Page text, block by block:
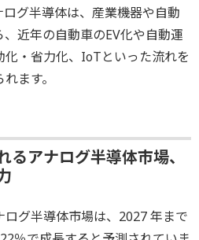
グ半導体は、産業機器や自動
近年の自動車のEV化や自動運
・省力化、IoTといった流れを
ます。
るアナログ半導体市場、
ログ半導体市場は、2027 年まで